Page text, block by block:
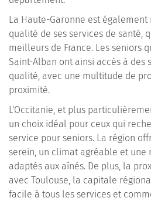
La Haute-Garonne est
qualité de ses services de santé,
meilleurs de France. Les seniors
Saint-Alban ont ainsi accès à des
qualité, avec une multitude de
proximité.
L'Occitanie, et plus
un choix idéal pour ceux qui
service pour seniors. La région
serein, un climat agréable et une
adaptés aux aînés. De plus, la
avec Toulouse, la capitale
facile à tous les services et